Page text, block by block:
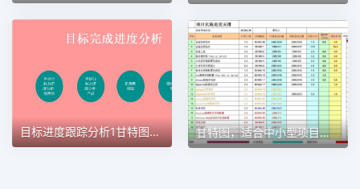
目标进度跟踪分析1甘特图excel模板 甘特图，适合中小型项目管理使用甘特图excel模板